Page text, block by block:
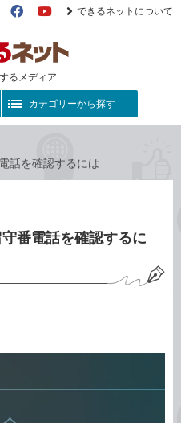
るメディア
X（旧
FacebookYouTube
できるネットについて
カテゴリーから探す
話を確認するには
番電話を確認するに